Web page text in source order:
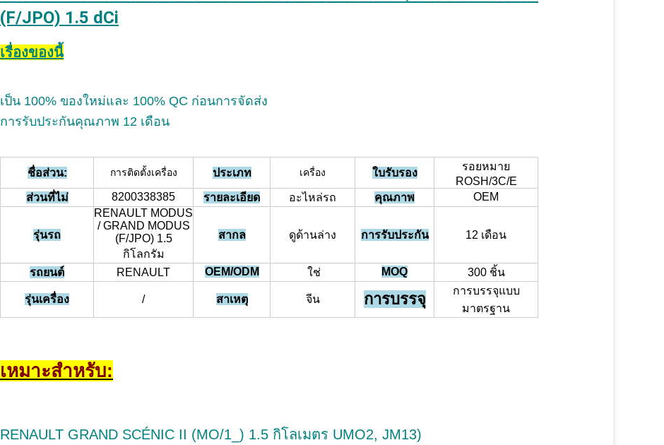
(F/JPO) 1.5 dCi
เรื่องของนี้
เป็น 100% ของใหม่และ 100% QC ก่อนการจัดส่ง
การรับประกันคุณภาพ 12 เดือน
ชื่อส่วน: การติดตั้งเครื่อง ประเภท เครื่อง ใบรับรอง
รอยหมาย
ROSH/3C/E
ส่วนที่ไม่
8200338385 รายละเอียด อะไหล่รถ คุณภาพ OEM
รุ่นรถ
RENAULT MODUS
/ GRAND MODUS
(F/JPO) 1.5
กิโลกรัม
สากล ดูด้านล่าง การรับประกัน 12 เดือน
รถยนต์ RENAULT OEM/ODM ใช่ MOQ 300 ชิ้น
รุ่นเครื่อง / สาเหตุ จีน การบรรจุ
การบรรจุแบบ
มาตรฐาน
เหมาะสําหรับ:
RENAULT GRAND SCÉNIC II (MO/1_) 1.5 กิโลเมตร UMO2, JM13)